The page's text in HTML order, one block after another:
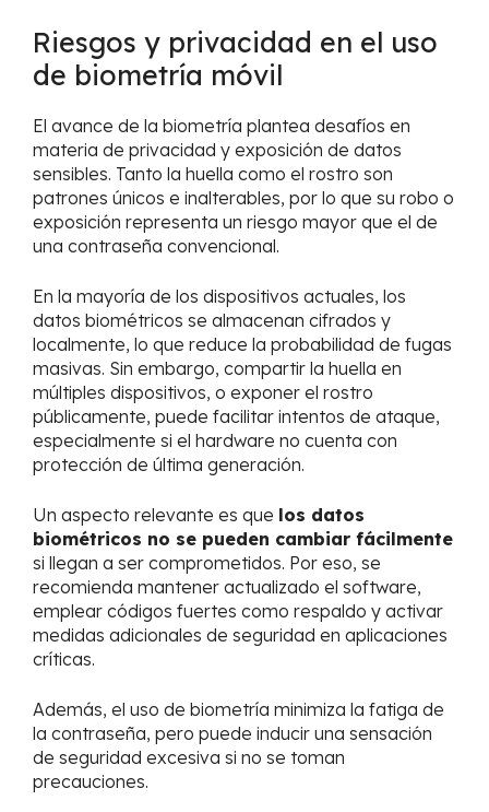
Riesgos y privacidad en el uso
de biometría móvil
El avance de la biometría plantea desafíos en
materia de privacidad y exposición de datos
sensibles. Tanto la huella como el rostro son
patrones únicos e inalterables, por lo que su robo o
exposición representa un riesgo mayor que el de
una contraseña convencional.
En la mayoría de los dispositivos actuales, los
datos biométricos se almacenan cifrados y
localmente, lo que reduce la probabilidad de fugas
masivas. Sin embargo, compartir la huella en
múltiples dispositivos, o exponer el rostro
públicamente, puede facilitar intentos de ataque,
especialmente si el hardware no cuenta con
protección de última generación.
Un aspecto relevante es que los datos
biométricos no se pueden cambiar fácilmente
si llegan a ser comprometidos. Por eso, se
recomienda mantener actualizado el software,
emplear códigos fuertes como respaldo y activar
medidas adicionales de seguridad en aplicaciones
críticas.
Además, el uso de biometría minimiza la fatiga de
la contraseña, pero puede inducir una sensación
de seguridad excesiva si no se toman
precauciones.